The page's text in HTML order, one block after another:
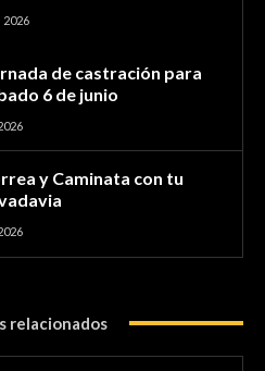
2026
de castración para
6 de junio
y Caminata con tu
relacionados